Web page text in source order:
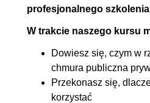
6.7. DynamoDB w praktyce
7. Sieci
7.1. Wstęp do rozdziału
7.2. VPC
profesjonalnego szkolenia
W trakcie naszego kursu
Dowiesz się, czym w
chmura publiczna
Przekonasz się,
korzystać